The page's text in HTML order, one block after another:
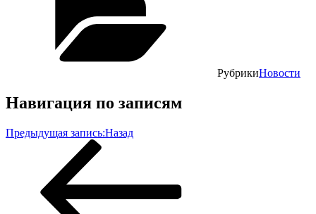
РубрикиНовости
Навигация по записям
Предыдущая запись:Назад